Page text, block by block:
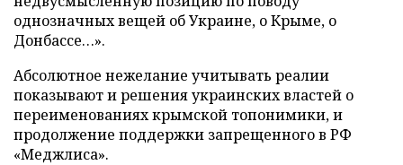
однозначных вещей об Украине, о Крыме, о
Донбассе…».
Абсолютное нежелание учитывать реалии
показывают и решения украинских властей о
переименованиях крымской топонимики, и
продолжение поддержки запрещенного в РФ
«Меджлиса».